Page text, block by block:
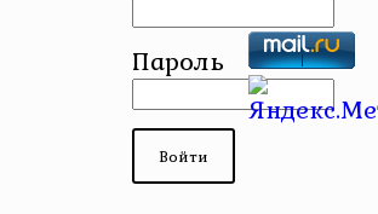
Пароль